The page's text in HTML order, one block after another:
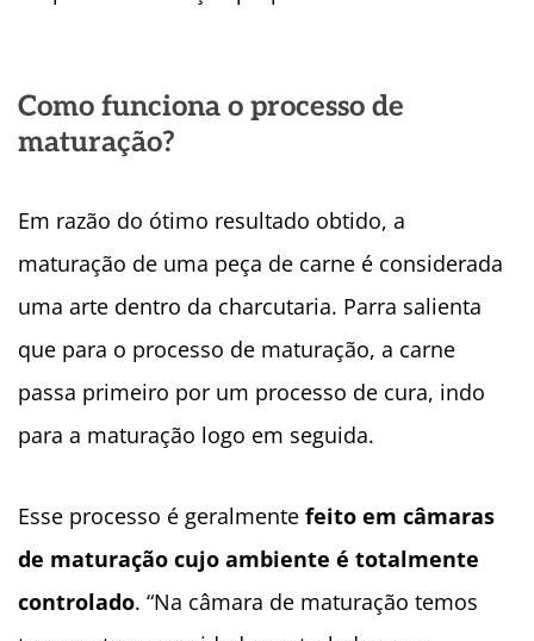
Como funciona o processo de
maturação?
Em razão do ótimo resultado obtido, a
maturação de uma peça de carne é considerada
uma arte dentro da charcutaria. Parra salienta
que para o processo de maturação, a carne
passa primeiro por um processo de cura, indo
para a maturação logo em seguida.
Esse processo é geralmente feito em câmaras
de maturação cujo ambiente é totalmente
controlado. “Na câmara de maturação temos